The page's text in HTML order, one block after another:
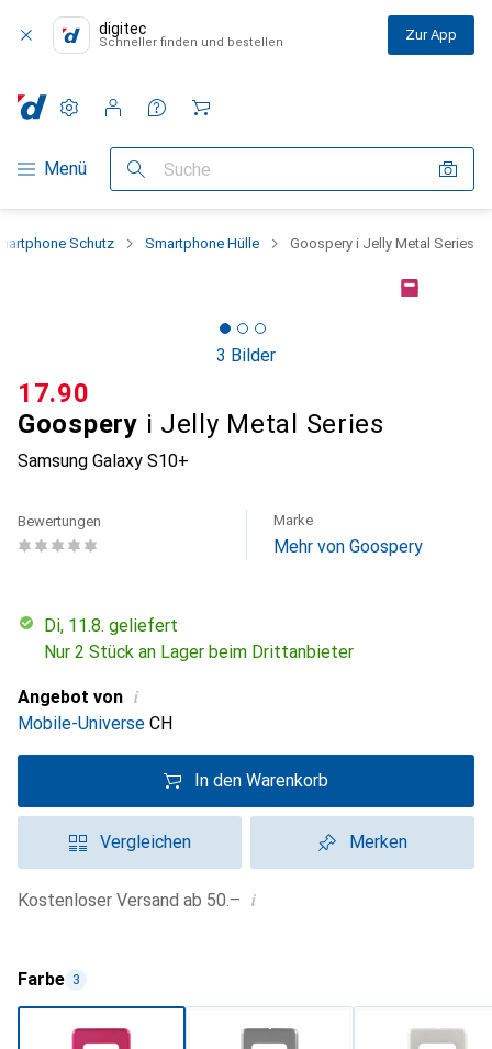
digitec
Schneller finden und bestellen Zur App
Navigation nach Kategorien
Menü Suche
Einstellungen
Kundenkonto
Vergleichslisten
Merklisten
Warenkorb
Schutz Smartphone Hülle Goospery i Jelly Metal Series
3 Bilder
Goospery i Jelly Metal Series
Samsung Galaxy S10+
CHF
17.90
Bewertungen Marke
Mehr von Goospery
Di, 11.8. geliefert
Nur 2 Stück an Lager beim Drittanbieter
Angebot von i
Mobile-Universe CH
In den Warenkorb
Vergleichen Merken
Kostenloser Versand ab 50.– i
Farbe 3